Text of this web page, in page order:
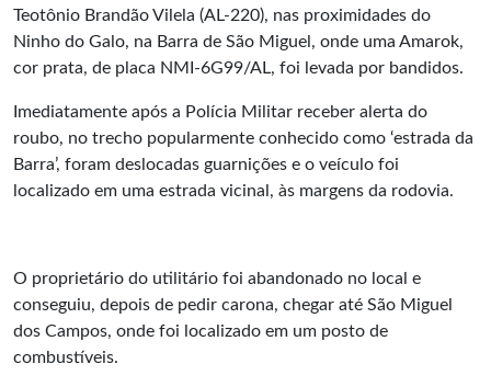
Teotônio Brandão Vilela (AL-220), nas proximidades do
Ninho do Galo, na Barra de São Miguel, onde uma Amarok,
cor prata, de placa NMI-6G99/AL, foi levada por bandidos.
Imediatamente após a Polícia Militar receber alerta do
roubo, no trecho popularmente conhecido como ‘estrada da
Barra’, foram deslocadas guarnições e o veículo foi
localizado em uma estrada vicinal, às margens da rodovia.
O proprietário do utilitário foi abandonado no local e
conseguiu, depois de pedir carona, chegar até São Miguel
dos Campos, onde foi localizado em um posto de
combustíveis.